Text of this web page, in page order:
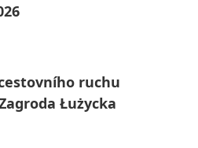
ruchu
Łużycka